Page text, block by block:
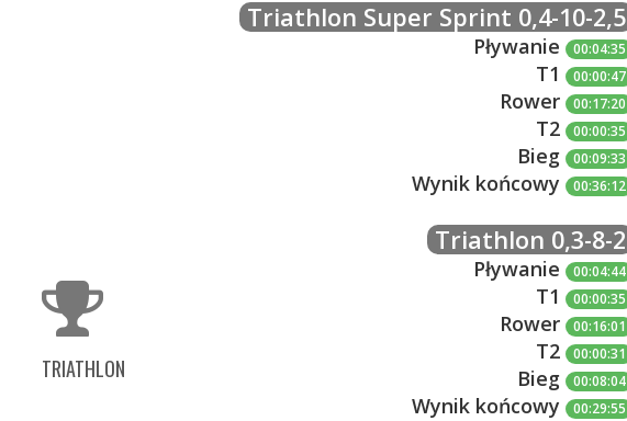
TRIATHLON
Triathlon Super Sprint 0,4-10-2,5
Pływanie 00:04:35
T1 00:00:47
Rower 00:17:20
T2 00:00:35
Bieg 00:09:33
Wynik końcowy 00:36:12
Triathlon 0,3-8-2
Pływanie 00:04:44
T1 00:00:35
Rower 00:16:01
T2 00:00:31
Bieg 00:08:04
Wynik końcowy 00:29:55